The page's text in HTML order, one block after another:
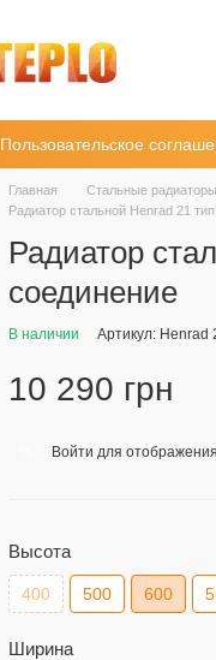
Пользовательское
Главная Стальные радиаторы
Радиатор стальной Henrad 21
Радиатор
соединение
В наличии Артикул: Henrad
10 290 грн
Войти для
Высота
400 500 600
Ширина